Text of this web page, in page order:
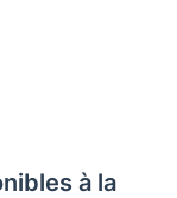
à la